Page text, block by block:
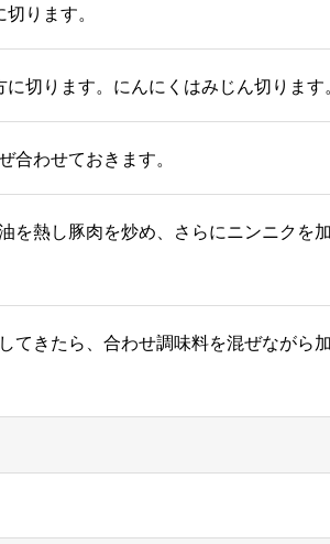
ります。
切ります。にんにくはみじん切ります
合わせておきます。
を熱し豚肉を炒め、さらにニンニクを
てきたら、合わせ調味料を混ぜながら